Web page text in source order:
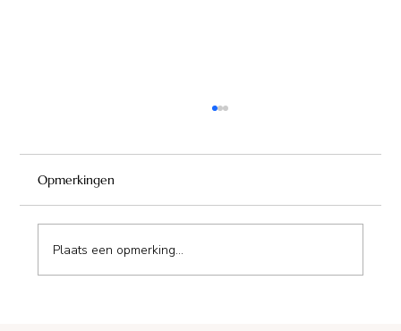
Camping Paradis Le Coiroux
Opmerkingen
Plaats een opmerking...